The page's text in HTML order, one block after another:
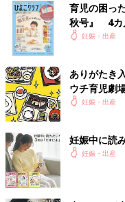
育児の困っ
秋号』 4カ
いっぱい！
妊娠・出産
ありがたき
ウチ育児劇
妊娠・出産
妊娠中に読
妊娠・出産